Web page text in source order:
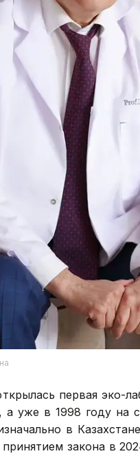
первая эко-
уже в 1998 году на
в
закона в